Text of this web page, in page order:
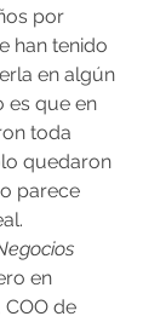
por
han tenido
en algún
es que en
toda
quedaron
parece
en
COO de